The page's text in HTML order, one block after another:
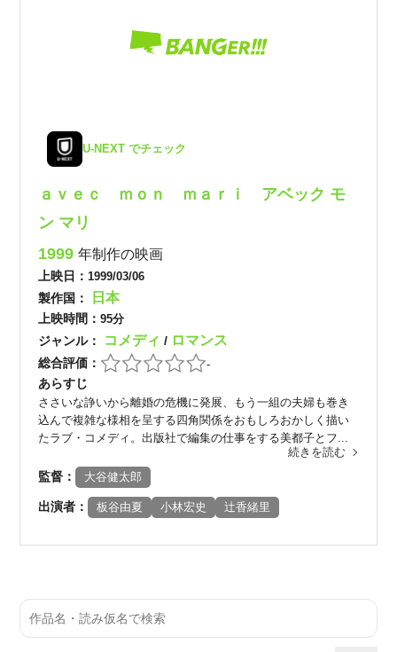
U-NEXT でチェック
ａｖｅｃ ｍｏｎ ｍａｒｉ アベック モ
ン マリ
1999年制作の映画
上映日： 1999/03/06
製作国： 日本
上映時間：95分
ジャンル： コメディ/ ロマンス
総合評価： -
あらすじ
ささいな諍いから離婚の危機に発展、もう一組の夫婦も巻き
込んで複雑な様相を呈する四角関係をおもしろおかしく描い
たラブ・コメディ。出版社で編集の仕事をする美都子とフ...
続きを読む
監督： 大谷健太郎
出演者： 板谷由夏 小林宏史 辻香緒里